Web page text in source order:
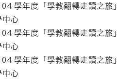
學年度「學教翻轉走讀之旅」
心
學年度「學教翻轉走讀之旅」
心
學年度「學教翻轉走讀之旅」
心